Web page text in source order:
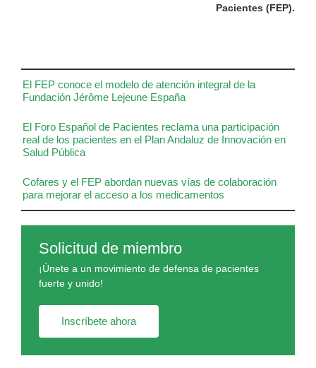
El FEP conoce el modelo de atención integral de la
Fundación Jérôme Lejeune España
El Foro Español de Pacientes reclama una participación
real de los pacientes en el Plan Andaluz de Innovación en
Salud Pública
Cofares y el FEP abordan nuevas vías de colaboración
para mejorar el acceso a los medicamentos
Solicitud de miembro
¡Únete a un movimiento de defensa de pacientes
fuerte y unido!
Inscríbete ahora
Pacientes (FEP).